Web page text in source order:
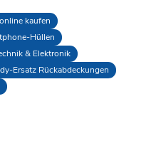
kaufen
Hüllen
& Elektronik
Ersatz Rückabdeckungen